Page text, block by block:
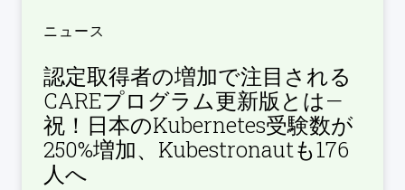
ニュース
認定取得者の増加で注目される
CAREプログラム更新版とは—
祝！日本のKubernetes受験数が
250%増加、Kubestronautも176
人へ